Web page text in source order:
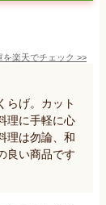
を楽天でチェック >>
らげ。カット
理に手軽に心
理は勿論、和
良い商品です